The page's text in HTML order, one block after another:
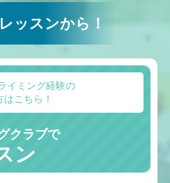
ッスンから！
イミング経験の
はこちら！
クラブで
ン